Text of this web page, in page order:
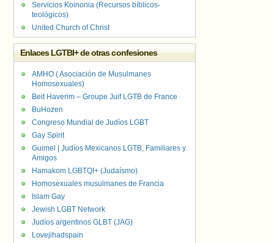
Servicios Koinonia (Recursos bíblicos-
teológicos)
United Church of Christ
Enlaces LGTBI+ de otras confesiones
AMHO ( Asociación de Musulmanes
Homosexuales)
Beit Haverim – Groupe Juif LGTB de France
BuHozen
Congreso Mundial de Judíos LGBT
Gay Spirit
Guimel | Judíos Mexicanos LGTB, Familiares y
Amigos
Hamakom LGBTQI+ (Judaísmo)
Homosexuales musulmanes de Francia
Islam Gay
Jewish LGBT Network
Judíos argentinos GLBT (JAG)
Lovejihadspain